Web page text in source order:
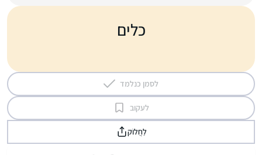
כלים
לסמן כנלמד
לעקוב
לַחֲלוֹק